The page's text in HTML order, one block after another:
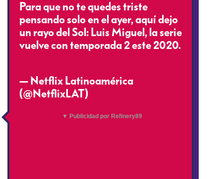
Para que no te quedes triste
pensando solo en el ayer, aquí dejo
un rayo del Sol: Luis Miguel, la serie
vuelve con temporada 2 este 2020.
— Netflix Latinoamérica
(@NetflixLAT)
▼ Publicidad por Refinery89